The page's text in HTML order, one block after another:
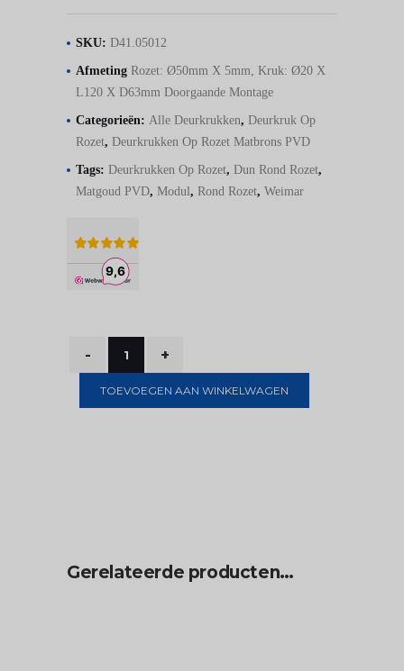
SKU: D41.05012
Afmeting Rozet: Ø50mm X 5mm, Kruk: Ø20 X
L120 X D63mm Doorgaande Montage
Categorieën: Alle Deurkrukken, Deurkruk Op
Rozet, Deurkrukken Op Rozet Matbrons PVD
Tags: Deurkrukken Op Rozet, Dun Rond Rozet,
Matgoud PVD, Modul, Rond Rozet, Weimar
TOEVOEGEN AAN WINKELWAGEN
Gerelateerde producten…